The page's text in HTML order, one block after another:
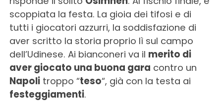
scoppiata la festa. La gioia dei tifosi e di
tutti i giocatori azzurri, la soddisfazione di
aver scritto la storia proprio lì sul campo
dell’Udinese. Ai bianconeri va il merito di
aver giocato una buona gara contro un
Napolitroppo “teso“, già con la testa ai
festeggiamenti.